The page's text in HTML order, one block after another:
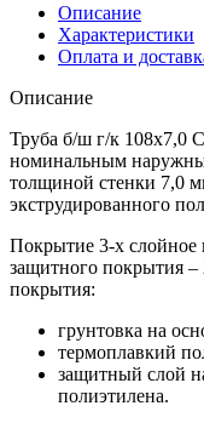
Описание
Характеристики
Оплата и
Описание
Труба б/ш г/к 108х7,0
номинальным
толщиной стенки 7,0
экструдированного
Покрытие 3-х слойное
защитного покрытия
покрытия:
грунтовка на
термоплавкий
защитный слой
полиэтилена.